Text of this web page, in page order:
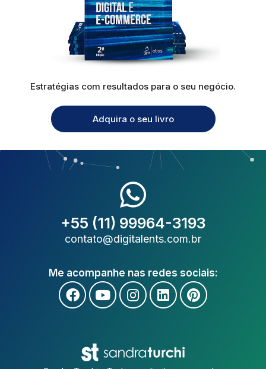
Estratégias com resultados para o seu negócio.
Adquira o seu livro
+55 (11) 99964-3193
contato@digitalents.com.br
Me acompanhe nas redes sociais: